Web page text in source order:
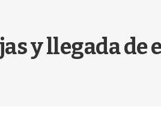
y llegada de